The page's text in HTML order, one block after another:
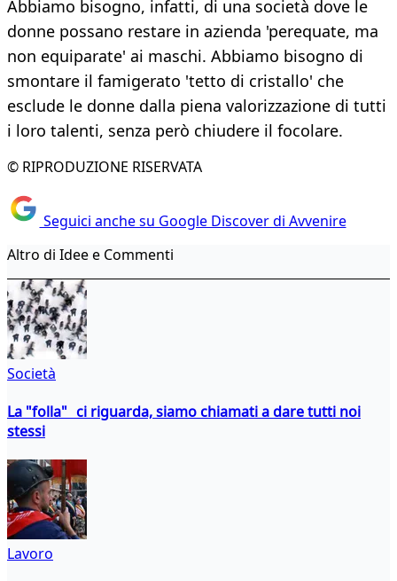
Abbiamo bisogno, infatti, di una società dove le
donne possano restare in azienda 'perequate, ma
non equiparate' ai maschi. Abbiamo bisogno di
smontare il famigerato 'tetto di cristallo' che
esclude le donne dalla piena valorizzazione di tutti
i loro talenti, senza però chiudere il focolare.
© RIPRODUZIONE RISERVATA
Seguici anche su Google Discover di Avvenire
Altro di Idee e Commenti
Società
La "folla" ci riguarda, siamo chiamati a dare tutti noi
stessi
Lavoro